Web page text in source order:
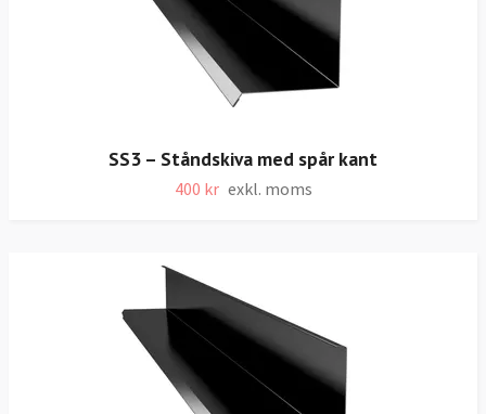
SS3 – Ståndskiva med spår kant
400 kr exkl. moms